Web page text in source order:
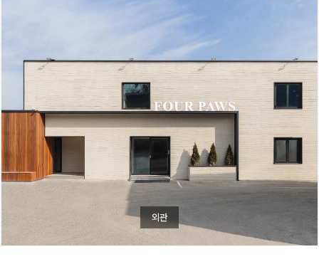
외관